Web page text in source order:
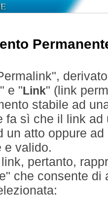
" e " Link" (link
stabile ad
fa sì che il link
un atto oppure
e valido.
pertanto,
che consente